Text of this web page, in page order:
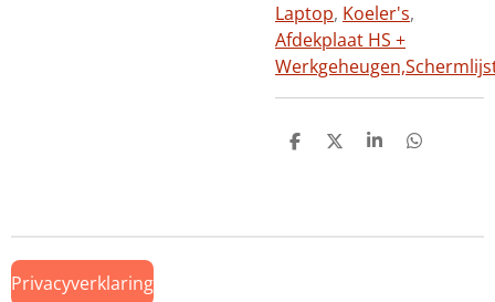
Laptop, Koeler's,
Afdekplaat HS +
Werkgeheugen,
D
D
S
D
Privacyverklaring